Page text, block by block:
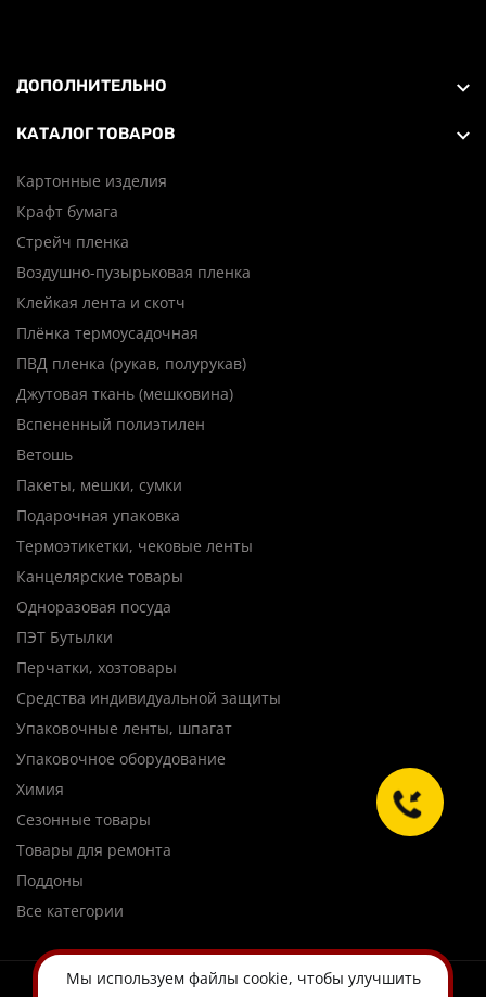
ДОПОЛНИТЕЛЬНО
КАТАЛОГ ТОВАРОВ
Картонные изделия
Крафт бумага
Стрейч пленка
Воздушно-пузырьковая пленка
Клейкая лента и скотч
Плёнка термоусадочная
ПВД пленка (рукав, полурукав)
Джутовая ткань (мешковина)
Вспененный полиэтилен
Ветошь
Пакеты, мешки, сумки
Подарочная упаковка
Термоэтикетки, чековые ленты
Канцелярские товары
Одноразовая посуда
ПЭТ Бутылки
Перчатки, хозтовары
Средства индивидуальной защиты
Упаковочные ленты, шпагат
Упаковочное оборудование
Химия
Сезонные товары
Товары для ремонта
Поддоны
Все категории
Мы используем файлы cookie, чтобы улучшить